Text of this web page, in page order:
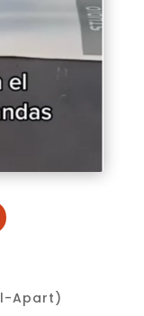
Apart)